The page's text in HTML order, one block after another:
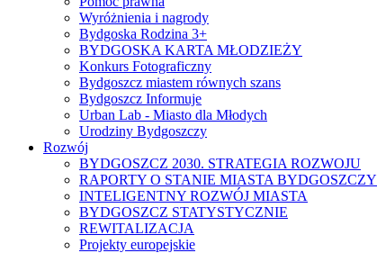
Wyróżnienia i nagrody
Bydgoska Rodzina 3+
BYDGOSKA KARTA MŁODZIEŻY
Konkurs Fotograficzny
Bydgoszcz miastem równych szans
Bydgoszcz Informuje
Urban Lab - Miasto dla Młodych
Urodziny Bydgoszczy
Rozwój
BYDGOSZCZ 2030. STRATEGIA ROZWOJU
RAPORTY O STANIE MIASTA BYDGOSZCZY
INTELIGENTNY ROZWÓJ MIASTA
BYDGOSZCZ STATYSTYCZNIE
REWITALIZACJA
Projekty europejskie